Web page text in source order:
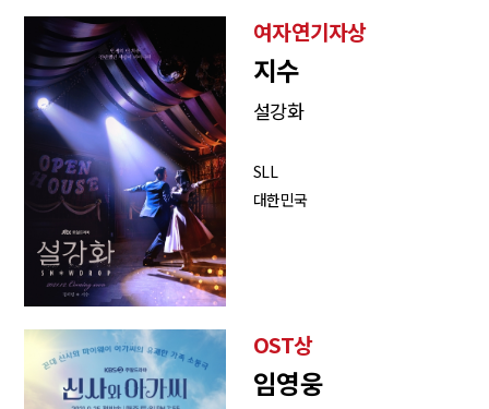
여자연기자상
지수
설강화
SLL
대한민국
OST상
임영웅